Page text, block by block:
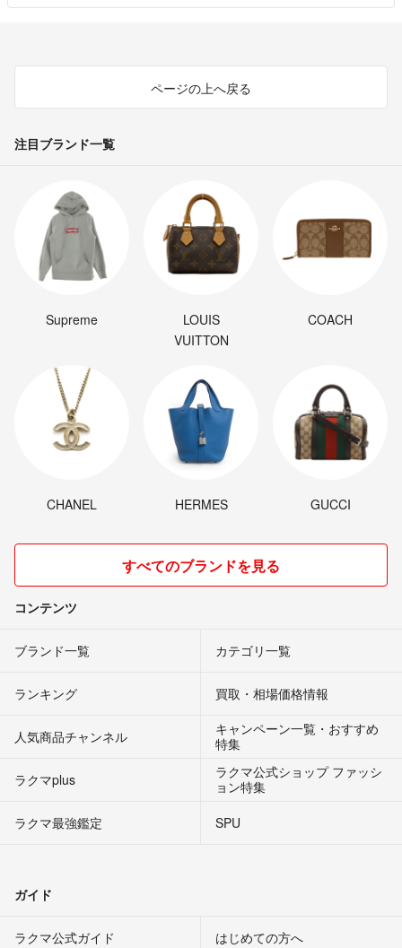
ページの上へ戻る
注目ブランド一覧
Supreme
LOUIS
VUITTON
COACH
CHANEL HERMES GUCCI
すべてのブランドを見る
コンテンツ
ブランド一覧 カテゴリ一覧
ランキング 買取・相場価格情報
人気商品チャンネル
キャンペーン一覧・おすすめ
特集
ラクマplus
ラクマ公式ショップ ファッシ
ョン特集
ラクマ最強鑑定
SPU
ガイド
ラクマ公式ガイド はじめての方へ